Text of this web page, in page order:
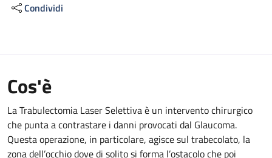
Condividi
Cos'è
La Trabulectomia Laser Selettiva è un intervento chirurgico
che punta a contrastare i danni provocati dal Glaucoma.
Questa operazione, in particolare, agisce sul trabecolato, la
zona dell’occhio dove di solito si forma l’ostacolo che poi